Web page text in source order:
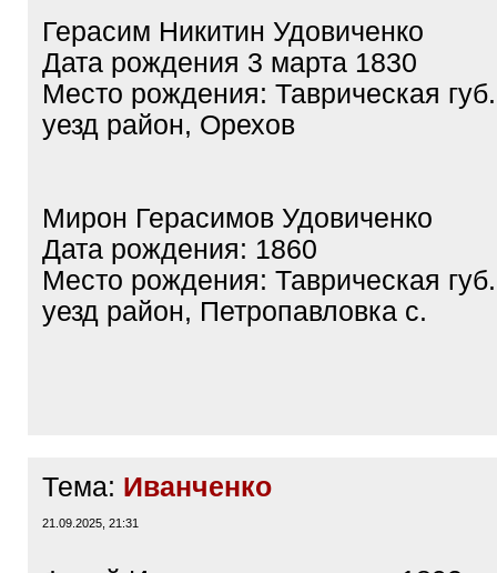
Герасим Никитин Удовиченко
Дата рождения 3 марта 1830
Место рождения: Таврическая
уезд район, Орехов
Мирон Герасимов Удовиченко
Дата рождения: 1860
Место рождения: Таврическая
уезд район, Петропавловка с.
Тема: Иванченко
21.09.2025, 21:31